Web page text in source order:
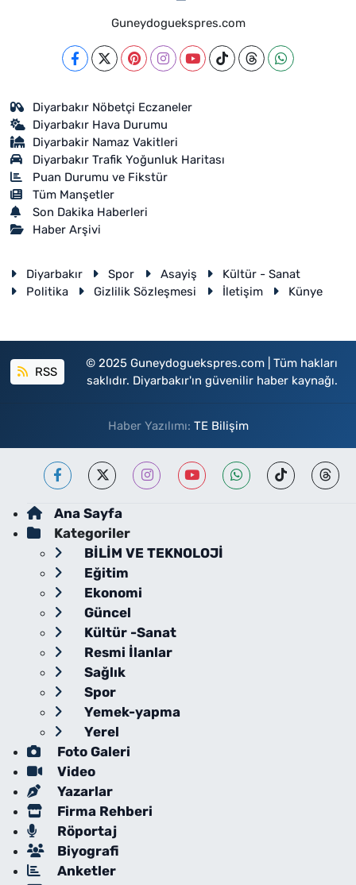
Guneydoguekspres.com
Diyarbakır Nöbetçi Eczaneler
Diyarbakır Hava Durumu
Diyarbakir Namaz Vakitleri
Diyarbakır Trafik Yoğunluk Haritası
Puan Durumu ve Fikstür
Tüm Manşetler
Son Dakika Haberleri
Haber Arşivi
Diyarbakır Spor Asayiş
Kültür - Sanat
Politika
Gizlilik Sözleşmesi İletişim Künye
RSS
© 2025 Guneydoguekspres.com | Tüm hakları
saklıdır. Diyarbakır'ın güvenilir haber kaynağı.
Haber Yazılımı: TE Bilişim
Ana Sayfa
Kategoriler
BİLİM VE TEKNOLOJİ
Eğitim
Ekonomi
Güncel
Kültür -Sanat
Resmi İlanlar
Sağlık
Spor
Yemek-yapma
Yerel
Foto Galeri
Video
Yazarlar
Firma Rehberi
Röportaj
Biyografi
Anketler